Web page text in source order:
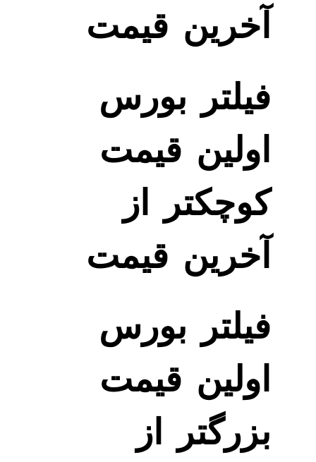
آخرین قیمت
فیلتر بورس
اولین قیمت
کوچکتر از
آخرین قیمت
فیلتر بورس
اولین قیمت
بزرگتر از